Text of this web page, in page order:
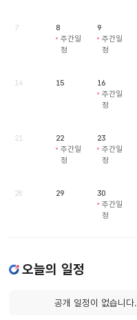
7
8
주간일
정
9
주간일
정
14 15
16
주간일
정
21
22
주간일
정
23
주간일
정
28 29
30
주간일
정
오늘의 일정
공개 일정이 없습니다.